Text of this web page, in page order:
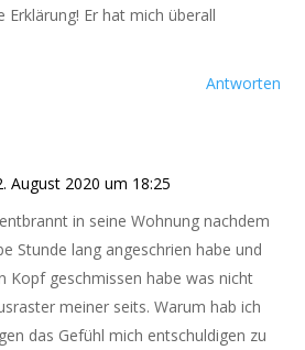
Erklärung! Er hat mich überall
Antworten
August 2020 um 18:25
in seine Wohnung nachdem
Stunde lang angeschrien habe und
Kopf geschmissen habe was nicht
meiner seits. Warum hab ich
das Gefühl mich entschuldigen zu